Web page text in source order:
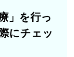
」を行っ
にチェッ